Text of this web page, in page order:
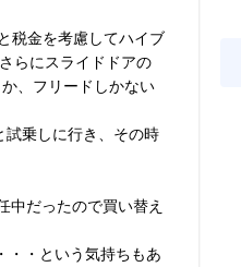
税金を考慮してハイブ
らにスライドドアの
、フリードしかない
試乗しに行き、その時
中だったので買い替え
・・という気持ちもあ